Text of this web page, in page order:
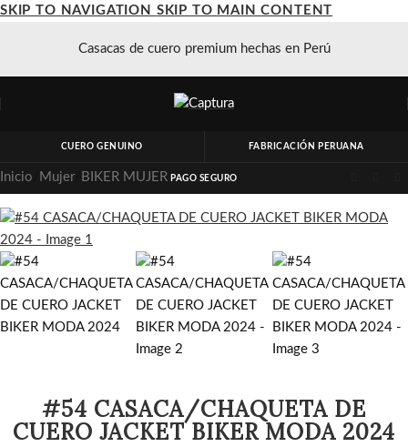
SKIP TO NAVIGATION SKIP TO MAIN CONTENT
Casacas de cuero premium hechas en Perú
CUERO GENUINO FABRICACIÓN PERUANA
PAGO SEGURO
Inicio Mujer/ BIKER MUJER
#54 CASACA/CHAQUETA DE
CUERO JACKET BIKER MODA 2024